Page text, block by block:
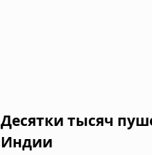
Десятки тысяч
Индии